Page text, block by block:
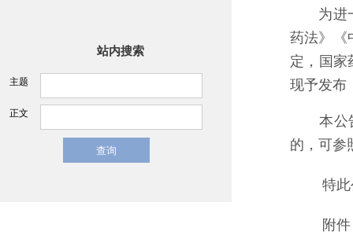
站内搜索
主题
正文
为进一
药法》《
定，国家
现予发布
本公告
的，可参
特此
附件：